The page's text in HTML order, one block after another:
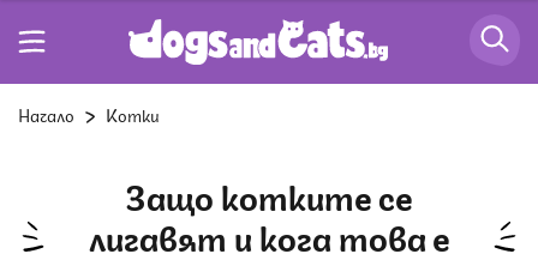
Начало Котки
Защо котките се
лигавят и кога това е